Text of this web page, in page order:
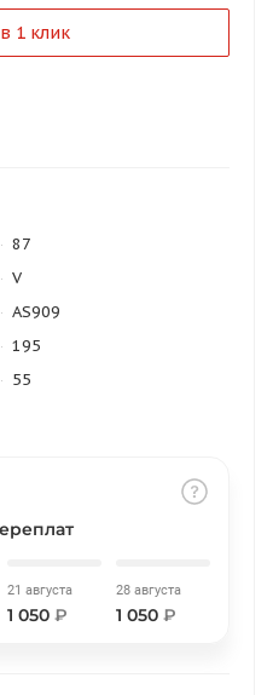
1 клик
87
V
AS909
195
55
21 августа
1 050 ₽
28 августа
1 050 ₽